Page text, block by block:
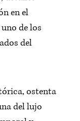
en el
de los
del
ostenta
del lujo